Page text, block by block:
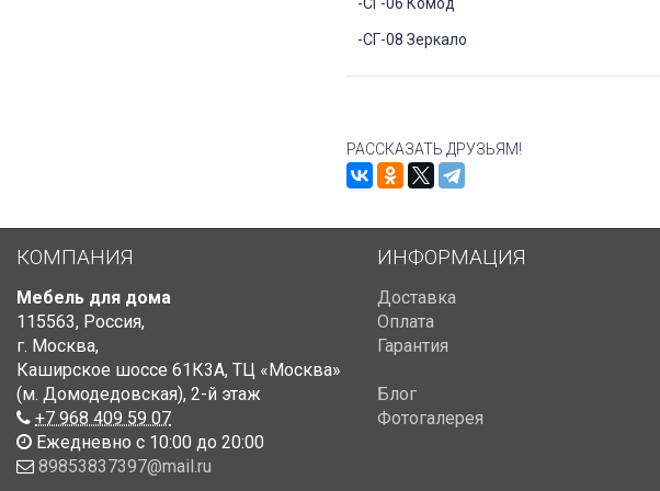
-СГ-06 Комод
-СГ-08 Зеркало
РАССКАЗАТЬ ДРУЗЬЯМ!
КОМПАНИЯ
Мебель для дома
115563, Россия,
г. Москва,
Каширское шоссе 61К3А, ТЦ «Москва»
(м. Домодедовская), 2-й этаж
+7 968 409 59 07
Ежедневно с 10:00 до 20:00
89853837397@mail.ru
ИНФОРМАЦИЯ
Доставка
Оплата
Гарантия
Блог
Фотогалерея